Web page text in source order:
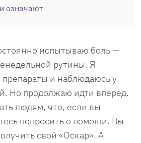
означают
испытываю боль —
рутины. Я
и наблюдаюсь у
Но продолжаю идти вперед.
людям, что, если вы
попросить о помощи. Вы
свой «Оскар». А